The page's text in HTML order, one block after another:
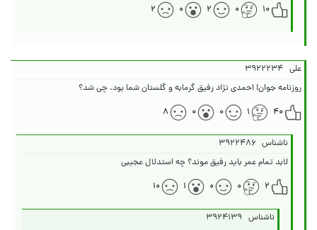
۱۰
۰ ۲ ۰ ۲
علی ۳۹۲۲۲۳۴
روزنامه جوان! احمدی نژاد رفیق گرمابه و گلستان شما بود. چی شد؟
۴۰
۱ ۰ ۰ ۸
ناشناس ۳۹۲۲۴۸۶
لابد تمام عمر باید رفیق موند؟ چه استدلال عجیبی
۲
۰ ۰ ۱ ۱۰
ناشناس ۳۹۲۴۱۳۹